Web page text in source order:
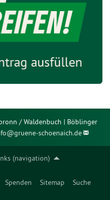
(navigation)
Spenden Sitemap Suche
/ Waldenbuch | Böblinger
gruene-schoenaich.de